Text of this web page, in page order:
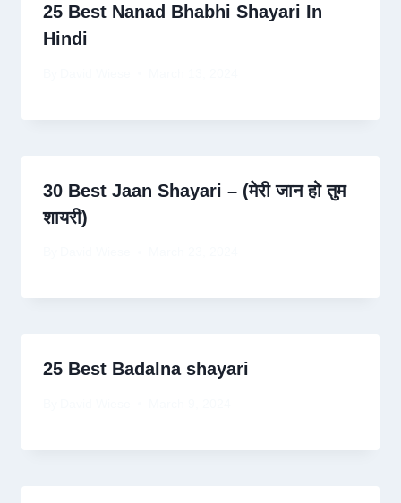
25 Best Nanad Bhabhi Shayari In
Hindi
30 Best Jaan Shayari – (मेरी जान हो तुम
शायरी)
25 Best Badalna shayari